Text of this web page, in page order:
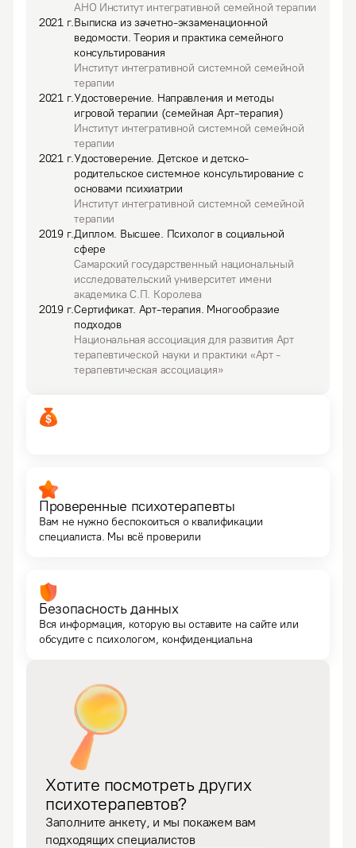
АНО Институт интегративной семейной терапии
2021г.Выписка из зачетно-экзаменационной
ведомости. Теория и практика семейного
консультирования
Институт интегративной системной семейной
терапии
2021г.Удостоверение. Направления и методы
игровой терапии (семейная Арт-терапия)
Институт интегративной системной семейной
терапии
2021г.Удостоверение. Детское и детско-
родительское системное консультирование с
основами психиатрии
Институт интегративной системной семейной
терапии
2019г.Диплом. Высшее. Психолог в социальной
сфере
Самарский государственный национальный
исследовательский университет имени
академика С.П. Королева
2019г.Сертификат. Арт-терапия. Многообразие
подходов
Национальная ассоциация для развития Арт
терапевтической науки и практики «Арт -
терапевтическая ассоциация»
Проверенные психотерапевты
Вам не нужно беспокоиться о квалификации
специалиста. Мы всё проверили
Безопасность данных
Вся информация, которую вы оставите на сайте или
обсудите с психологом, конфиденциальна
Хотите посмотреть других
психотерапевтов?
Заполните анкету, и мы покажем вам
подходящих специалистов